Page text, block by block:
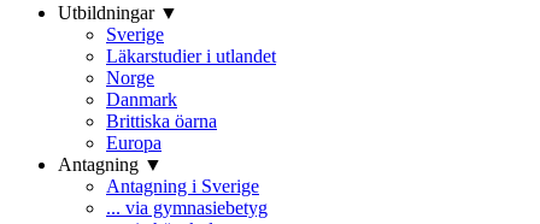
Utbildningar ▼
Sverige
Läkarstudier i utlandet
Norge
Danmark
Brittiska öarna
Europa
Antagning ▼
Antagning i Sverige
... via gymnasiebetyg